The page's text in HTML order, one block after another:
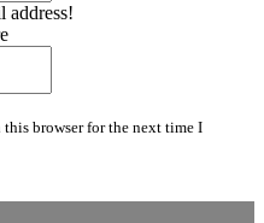
address!
this browser for the next time I